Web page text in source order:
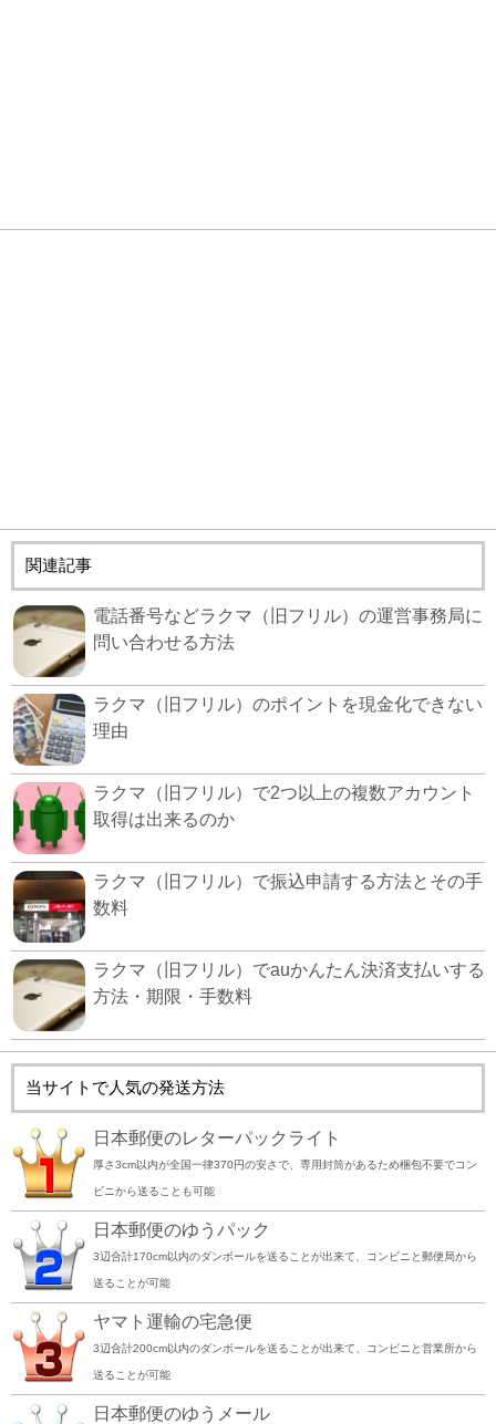
関連記事
電話番号などラクマ（旧フリル）の運営事務局に
問い合わせる方法
ラクマ（旧フリル）のポイントを現金化できない
理由
ラクマ（旧フリル）で2つ以上の複数アカウント
取得は出来るのか
ラクマ（旧フリル）で振込申請する方法とその手
数料
ラクマ（旧フリル）でauかんたん決済支払いする
方法・期限・手数料
当サイトで人気の発送方法
日本郵便のレターパックライト
厚さ3cm以内が全国一律370円の安さで、専用封筒があるため梱包不要でコン
ビニから送ることも可能
日本郵便のゆうパック
3辺合計170cm以内のダンボールを送ることが出来て、コンビニと郵便局から
送ることが可能
ヤマト運輸の宅急便
3辺合計200cm以内のダンボールを送ることが出来て、コンビニと営業所から
送ることが可能
日本郵便のゆうメール